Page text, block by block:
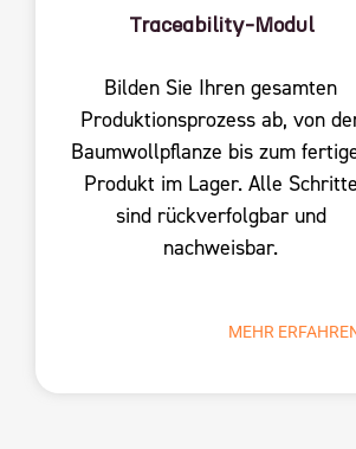
Traceability-Modul
Bilden Sie Ihren gesamten
Produktionsprozess ab, von
Baumwollpflanze bis zum
Produkt im Lager. Alle Schritte
sind rückverfolgbar und
nachweisbar.
MEHR